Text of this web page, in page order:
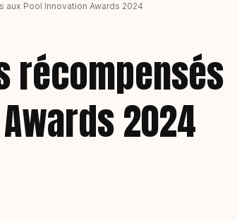
Pool Innovation Awards 2024
récompensés
2024